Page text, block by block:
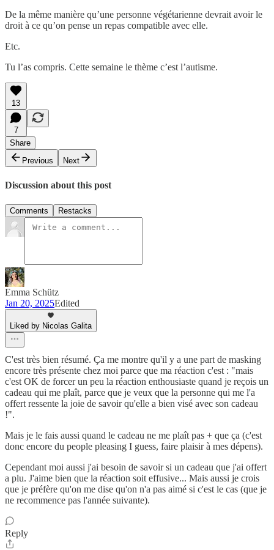
De la même manière qu’une personne végétarienne devrait avoir le
droit à ce qu’on pense un repas compatible avec elle.
Etc.
Tu l’as compris. Cette semaine le thème c’est l’autisme.
13
7
Share
Previous
Next
Discussion about this post
Comments Restacks
Emma Schütz
Jan 20, 2025Edited
Liked by Nicolas Galita
C'est très bien résumé. Ça me montre qu'il y a une part de masking
encore très présente chez moi parce que ma réaction c'est : "mais
c'est OK de forcer un peu la réaction enthousiaste quand je reçois un
cadeau qui me plaît, parce que je veux que la personne qui me l'a
offert ressente la joie de savoir qu'elle a bien visé avec son cadeau
!".
Mais je le fais aussi quand le cadeau ne me plaît pas + que ça (c'est
donc encore du people pleasing I guess, faire plaisir à mes dépens).
Cependant moi aussi j'ai besoin de savoir si un cadeau que j'ai offert
a plu. J'aime bien que la réaction soit effusive... Mais aussi je crois
que je préfère qu'on me dise qu'on n'a pas aimé si c'est le cas (que je
ne recommence pas l'année suivante).
Reply